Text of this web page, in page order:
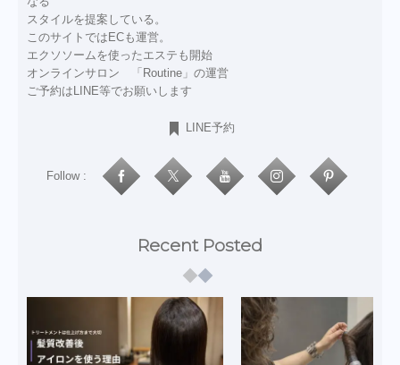
スタイルを提案している。
このサイトではECも運営。
エクソソームを使ったエステも開始
オンラインサロン 「Routine」の運営
ご予約はLINE等でお願いします
LINE予約
Follow :
Recent Posted